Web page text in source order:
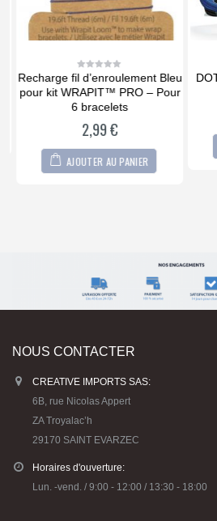
0
out
of
5
Recharge fil d’enroulement Bleu
pour kit WRAPIT™ PRO – Pour
6 bracelets
2,99€
AJOUTER AU PANIER
NOUS CONTACTER
CREATIVE IMPORTS SAS:
6B, rue Nicolas Appert
ZA Troyalac’h
29170 SAINT EVARZEC
Horaires d'ouverture:
Lun. -vend. / 9:00 - 12:00 / 13:30 - 18:00